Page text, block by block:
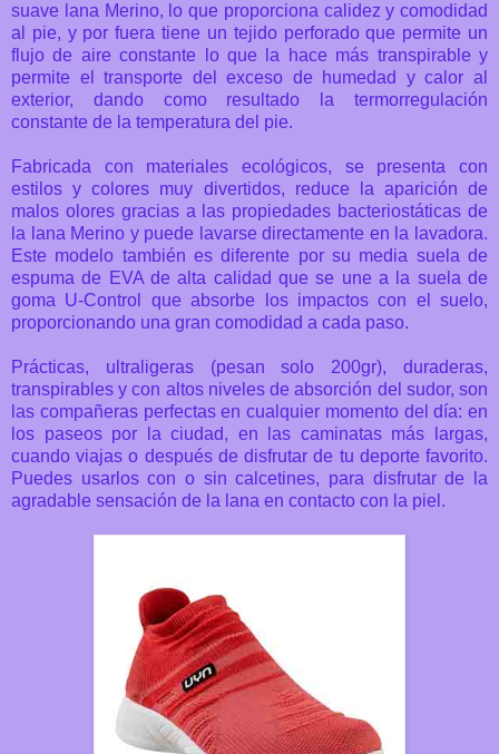
suave lana Merino, lo que proporciona calidez y comodidad
al pie, y por fuera tiene un tejido perforado que permite un
flujo de aire constante lo que la hace más transpirable y
permite el transporte del exceso de humedad y calor al
exterior, dando como resultado la termorregulación
constante de la temperatura del pie.
Fabricada con materiales ecológicos, se presenta con
estilos y colores muy divertidos, reduce la aparición de
malos olores gracias a las propiedades bacteriostáticas de
la lana Merino y puede lavarse directamente en la lavadora.
Este modelo también es diferente por su media suela de
espuma de EVA de alta calidad que se une a la suela de
goma U-Control que absorbe los impactos con el suelo,
proporcionando una gran comodidad a cada paso.
Prácticas, ultraligeras (pesan solo 200gr), duraderas,
transpirables y con altos niveles de absorción del sudor, son
las compañeras perfectas en cualquier momento del día: en
los paseos por la ciudad, en las caminatas más largas,
cuando viajas o después de disfrutar de tu deporte favorito.
Puedes usarlos con o sin calcetines, para disfrutar de la
agradable sensación de la lana en contacto con la piel.